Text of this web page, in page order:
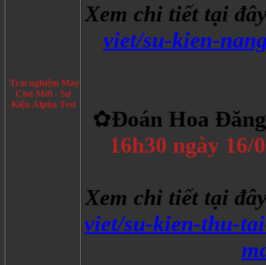
Trải nghiệm Máy
Chủ Mới - Sự
Kiện Alpha Test
Xem chi tiết tại
viet/su-kien-
✿Đoán Hoa
16h30 ngày 16/
Xem chi tiết tại
viet/su-kien-thu-